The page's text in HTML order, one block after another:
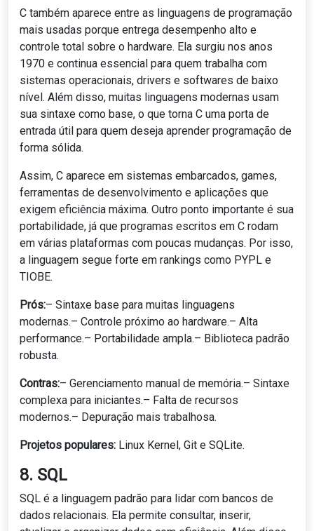
C também aparece entre as linguagens de programação
mais usadas porque entrega desempenho alto e
controle total sobre o hardware. Ela surgiu nos anos
1970 e continua essencial para quem trabalha com
sistemas operacionais, drivers e softwares de baixo
nível. Além disso, muitas linguagens modernas usam
sua sintaxe como base, o que torna C uma porta de
entrada útil para quem deseja aprender programação de
forma sólida.
Assim, C aparece em sistemas embarcados, games,
ferramentas de desenvolvimento e aplicações que
exigem eficiência máxima. Outro ponto importante é sua
portabilidade, já que programas escritos em C rodam
em várias plataformas com poucas mudanças. Por isso,
a linguagem segue forte em rankings como PYPL e
TIOBE.
Prós:– Sintaxe base para muitas linguagens
modernas.– Controle próximo ao hardware.– Alta
performance.– Portabilidade ampla.– Biblioteca padrão
robusta.
Contras:– Gerenciamento manual de memória.– Sintaxe
complexa para iniciantes.– Falta de recursos
modernos.– Depuração mais trabalhosa.
Projetos populares: Linux Kernel, Git e SQLite.
8. SQL
SQL é a linguagem padrão para lidar com bancos de
dados relacionais. Ela permite consultar, inserir,